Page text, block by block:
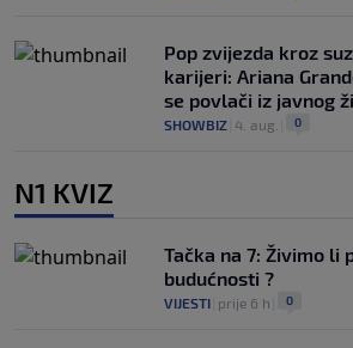
Pop zvijezda kroz
karijeri: Ariana
se povlači iz javnog
SHOWBIZ 4. aug. 0
N1 KVIZ
Tačka na 7: Živimo li
budućnosti ?
VIJESTI prije 6 h 0